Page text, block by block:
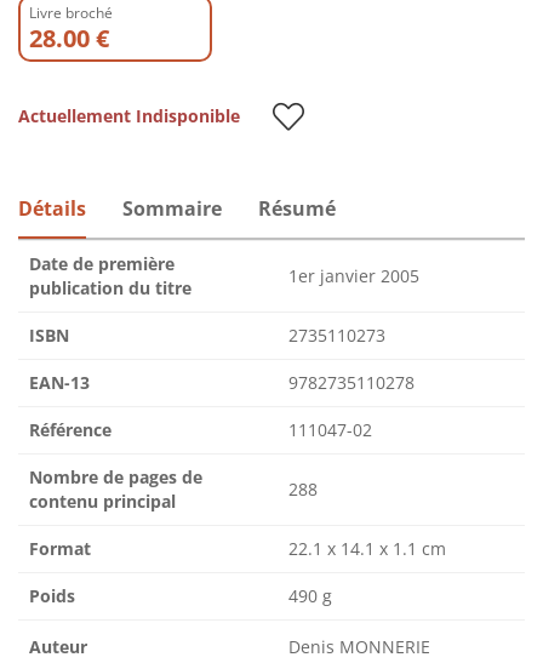
Livre broché
28.00 €
Actuellement Indisponible
Détails Sommaire Résumé
Date de première
publication du titre
1er janvier 2005
ISBN 2735110273
EAN-13 9782735110278
Référence 111047-02
Nombre de pages de
contenu principal
288
Format 22.1 x 14.1 x 1.1 cm
Poids 490 g
Auteur Denis MONNERIE